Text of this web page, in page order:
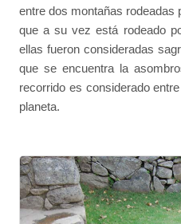
entre dos montañas rodeadas
que a su vez está rodeado
ellas fueron consideradas
que se encuentra la
recorrido es considerado
planeta.